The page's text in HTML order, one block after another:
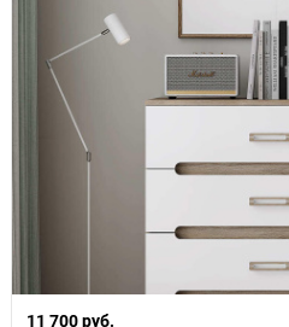
11 700 руб.